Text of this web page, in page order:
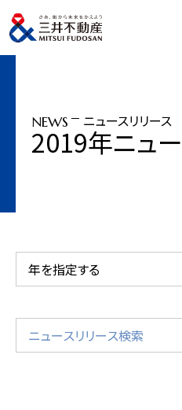
トップページ ニュースリリース
「三井ガーデンホテル京都駅前」開業（
NEWS ニュースリリース
2019年ニュ
年を指定する